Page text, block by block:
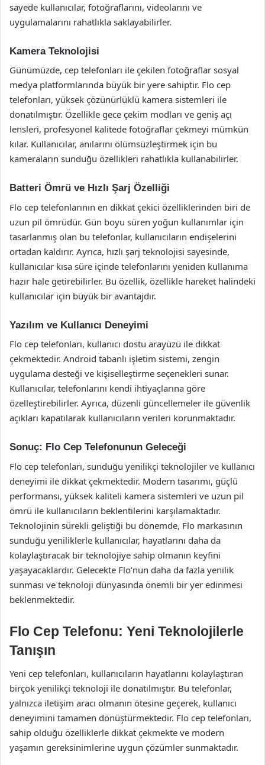
sayede kullanıcılar, fotoğraflarını, videolarını ve
uygulamalarını rahatlıkla saklayabilirler.
Kamera Teknolojisi
Günümüzde, cep telefonları ile çekilen fotoğraflar sosyal
medya platformlarında büyük bir yere sahiptir. Flo cep
telefonları, yüksek çözünürlüklü kamera sistemleri ile
donatılmıştır. Özellikle gece çekim modları ve geniş açı
lensleri, profesyonel kalitede fotoğraflar çekmeyi mümkün
kılar. Kullanıcılar, anılarını ölümsüzleştirmek için bu
kameraların sunduğu özellikleri rahatlıkla kullanabilirler.
Batteri Ömrü ve Hızlı Şarj Özelliği
Flo cep telefonlarının en dikkat çekici özelliklerinden biri de
uzun pil ömrüdür. Gün boyu süren yoğun kullanımlar için
tasarlanmış olan bu telefonlar, kullanıcıların endişelerini
ortadan kaldırır. Ayrıca, hızlı şarj teknolojisi sayesinde,
kullanıcılar kısa süre içinde telefonlarını yeniden kullanıma
hazır hale getirebilirler. Bu özellik, özellikle hareket halindeki
kullanıcılar için büyük bir avantajdır.
Yazılım ve Kullanıcı Deneyimi
Flo cep telefonları, kullanıcı dostu arayüzü ile dikkat
çekmektedir. Android tabanlı işletim sistemi, zengin
uygulama desteği ve kişiselleştirme seçenekleri sunar.
Kullanıcılar, telefonlarını kendi ihtiyaçlarına göre
özelleştirebilirler. Ayrıca, düzenli güncellemeler ile güvenlik
açıkları kapatılarak kullanıcıların verileri korunmaktadır.
Sonuç: Flo Cep Telefonunun Geleceği
Flo cep telefonları, sunduğu yenilikçi teknolojiler ve kullanıcı
deneyimi ile dikkat çekmektedir. Modern tasarımı, güçlü
performansı, yüksek kaliteli kamera sistemleri ve uzun pil
ömrü ile kullanıcıların beklentilerini karşılamaktadır.
Teknolojinin sürekli geliştiği bu dönemde, Flo markasının
sunduğu yeniliklerle kullanıcılar, hayatlarını daha da
kolaylaştıracak bir teknolojiye sahip olmanın keyfini
yaşayacaklardır. Gelecekte Flo’nun daha da fazla yenilik
sunması ve teknoloji dünyasında önemli bir yer edinmesi
beklenmektedir.
Flo Cep Telefonu: Yeni Teknolojilerle
Tanışın
Yeni cep telefonları, kullanıcıların hayatlarını kolaylaştıran
birçok yenilikçi teknoloji ile donatılmıştır. Bu telefonlar,
yalnızca iletişim aracı olmanın ötesine geçerek, kullanıcı
deneyimini tamamen dönüştürmektedir. Flo cep telefonları,
sahip olduğu özelliklerle dikkat çekmekte ve modern
yaşamın gereksinimlerine uygun çözümler sunmaktadır.